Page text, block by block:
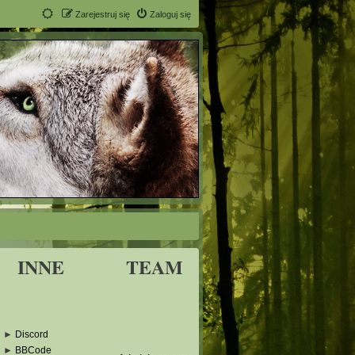
Zaloguj się
Zarejestruj się
INNE TEAM
► Discord
► BBCode